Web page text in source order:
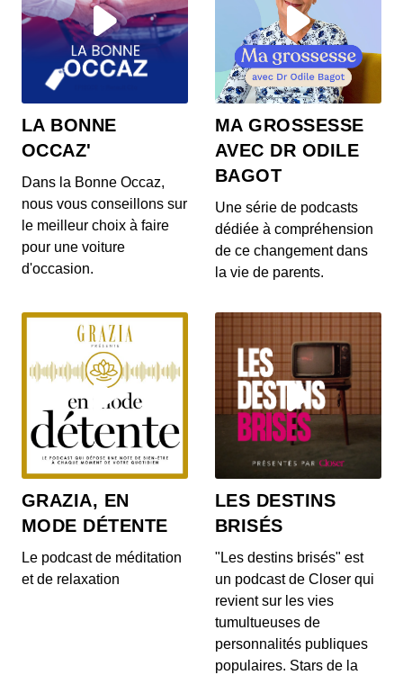
Tu mens ? épisode 8
Tu mens - Sania
00:04:07 - IL Y A 2 ANS
Podcast tu mens sania
Tu mens - épisode 6
00:03:20 - IL Y A 2 ANS
Tu mens - épisode 6
Tu mens - Kidnapping Mexique
Tu mens ? épisode 4
00:04:29 - IL Y A 2 ANS
Tu mens - Victoire fantôme
Tu mens ? épisode 3
00:03:27 - IL Y A 2 ANS
Tu mens, Injections, épisode 3
Tu mens ? épisode 2
00:04:40 - IL Y A 2 ANS
LA BONNE
OCCAZ'
Dans la Bonne Occaz,
nous vous conseillons sur
le meilleur choix à faire
pour une voiture
d'occasion.
MA GROSSESSE
AVEC DR ODILE
BAGOT
Une série de podcasts
dédiée à compréhension
de ce changement dans
la vie de parents.
GRAZIA, EN
MODE DÉTENTE
Le podcast de méditation
et de relaxation
LES DESTINS
BRISÉS
"Les destins brisés" est
un podcast de Closer qui
revient sur les vies
tumultueuses de
personnalités publiques
populaires. Stars de la